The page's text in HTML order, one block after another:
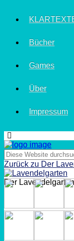
Bücher
Games
Über
Impressum
Zurück zu Der
Der